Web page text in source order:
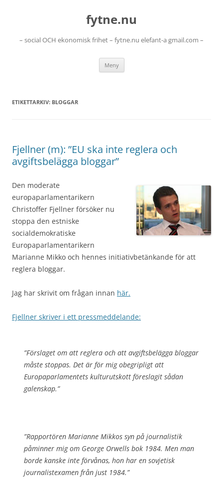
fytne.nu
– social OCH ekonomisk frihet – fytne.nu elefant-a gmail.com –
Meny
ETIKETTARKIV: BLOGGAR
Fjellner (m): ”EU ska inte reglera och
avgiftsbelägga bloggar”
Den moderate
europaparlamentarikern
Christoffer Fjellner försöker nu
stoppa den estniske
socialdemokratiske
Europaparlamentarikern
Marianne Mikko och hennes initiativbetänkande för att
reglera bloggar.
Jag har skrivit om frågan innan här.
Fjellner skriver i ett pressmeddelande:
”Förslaget om att reglera och att avgiftsbelägga bloggar
måste stoppas. Det är för mig obegripligt att
Europaparlamentets kulturutskott föreslagit sådan
galenskap.”
”Rapportören Marianne Mikkos syn på journalistik
påminner mig om George Orwells bok 1984. Men man
borde kanske inte förvånas, hon har en sovjetisk
journalistexamen från just 1984.”